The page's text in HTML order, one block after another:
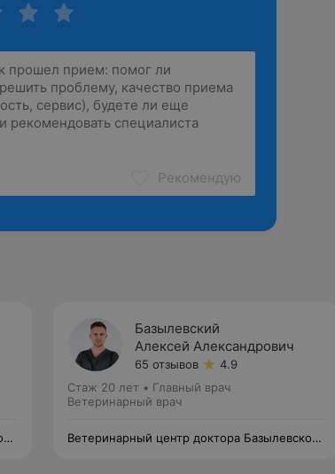
Рекомендую
Базылевский
Алексей Александрович
65 отзывов
4.9
Стаж 20 лет • Главный врач
Ветеринарный врач
Ветеринарный центр доктора Базылевского